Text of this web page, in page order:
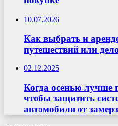
10.07.2026
Как выбрать и
путешествий или
02.12.2025
Когда осенью лучше
чтобы защитить
автомобиля от